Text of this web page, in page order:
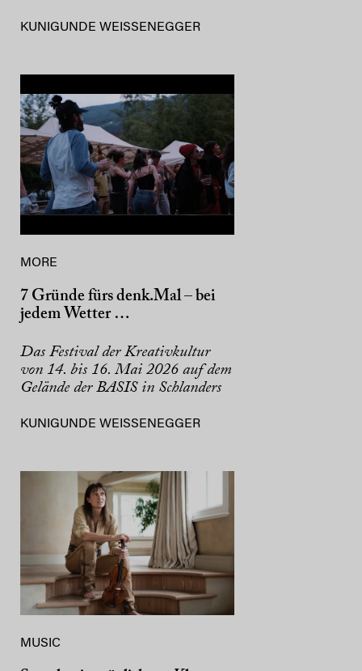
KUNIGUNDE WEISSENEGGER
MORE
7 Gründe fürs denk.Mal – bei
jedem Wetter …
Das Festival der Kreativkultur
von 14. bis 16. Mai 2026 auf dem
Gelände der BASIS in Schlanders
KUNIGUNDE WEISSENEGGER
MUSIC